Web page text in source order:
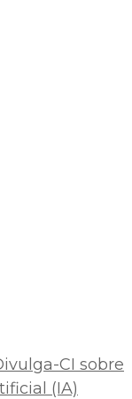
CI sobre
(IA)